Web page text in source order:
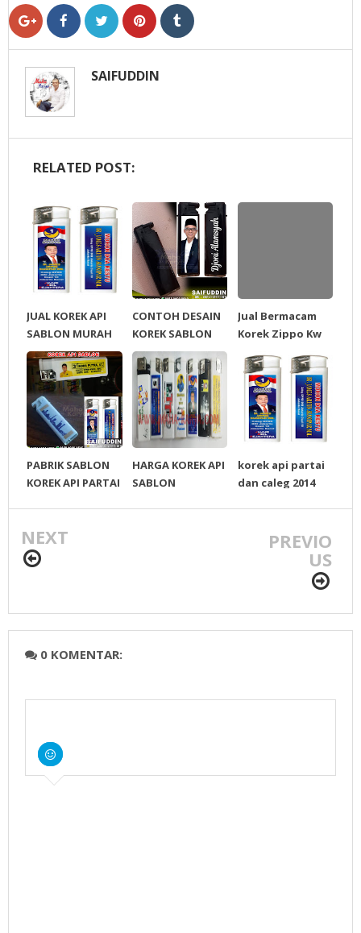
SAIFUDDIN
RELATED POST:
JUAL KOREK API
SABLON MURAH
CONTOH DESAIN
KOREK SABLON
Jual Bermacam
Korek Zippo Kw
Super Harga
Murah
PABRIK SABLON
KOREK API PARTAI
HARGA KOREK API
SABLON
korek api partai
dan caleg 2014
NEXT PREVIO
US
0 KOMENTAR: